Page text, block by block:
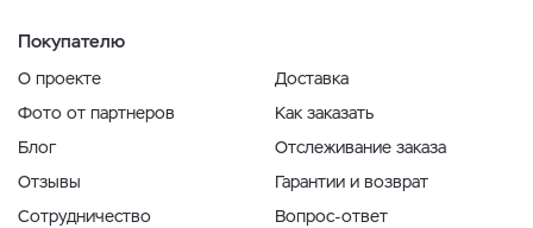
Покупателю
О проекте
Фото от партнеров
Блог
Отзывы
Сотрудничество
Доставка
Как заказать
Отслеживание заказа
Гарантии и возврат
Вопрос-ответ